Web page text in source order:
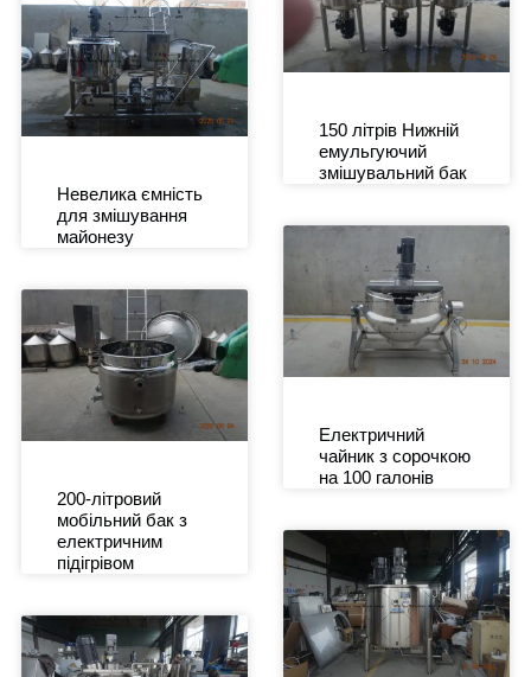
Невелика ємність
для змішування
майонезу
150 літрів Нижній
емульгуючий
змішувальний бак
200-літровий
мобільний бак з
електричним
підігрівом
Електричний
чайник з сорочкою
на 100 галонів